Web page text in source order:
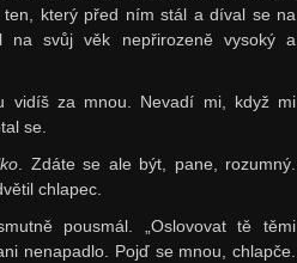
který před ním stál a díval se na
na svůj věk nepřirozeně vysoký a
vidíš za mnou. Nevadí mi, když mi
se.
. Zdáte se ale být, pane, rozumný.
chlapec.
pousmál. „Oslovovat tě těmi
nenapadlo. Pojď se mnou, chlapče.